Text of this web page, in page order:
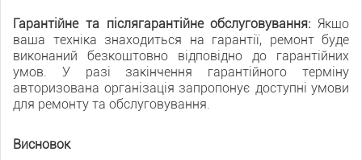
Гарантійне та післягарантійне обслуговування: Якщо
ваша техніка знаходиться на гарантії, ремонт буде
виконаний безкоштовно відповідно до гарантійних
умов. У разі закінчення гарантійного терміну
авторизована організація запропонує доступні умови
для ремонту та обслуговування.
Висновок